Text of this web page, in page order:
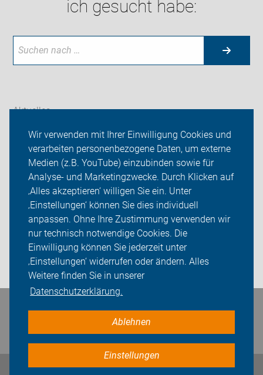
Wir verwenden mit Ihrer Einwilligung Cookies und
verarbeiten personenbezogene Daten, um externe
Medien (z.B. YouTube) einzubinden sowie für
Analyse- und Marketingzwecke. Durch Klicken auf
‚Alles akzeptieren‘ willigen Sie ein. Unter
‚Einstellungen‘ können Sie dies individuell
anpassen. Ohne Ihre Zustimmung verwenden wir
nur technisch notwendige Cookies. Die
Einwilligung können Sie jederzeit unter
‚Einstellungen‘ widerrufen oder ändern. Alles
Weitere finden Sie in unserer
Datenschutzerklärung.
Ablehnen
Einstellungen
ich gesucht habe:
Aktuelles
Themen
Bürgermeisterwahl 2026
ADFC Strausberg
Sei dabei
Presse
Login
Bleiben Sie in Kontakt